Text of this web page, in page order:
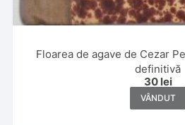
Floarea de agave de Cezar
definitivă
30 lei
VÂNDUT